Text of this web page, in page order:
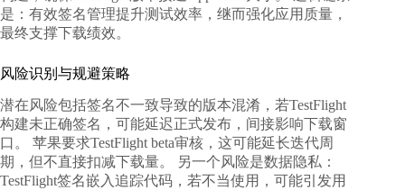
是：有效签名管理提升测试效率，继而强化应用质量，
最终支撑下载绩效。
风险识别与规避策略
潜在风险包括签名不一致导致的版本混淆，若TestFlight
构建未正确签名，可能延迟正式发布，间接影响下载窗
口。 苹果要求TestFlight beta审核，这可能延长迭代周
期，但不直接扣减下载量。 另一个风险是数据隐私：
TestFlight签名嵌入追踪代码，若不当使用，可能引发用